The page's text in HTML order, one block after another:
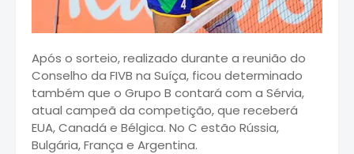
Após o sorteio, realizado durante a reunião do
Conselho da FIVB na Suíça, ficou determinado
também que o Grupo B contará com a Sérvia,
atual campeã da competição, que receberá
EUA, Canadá e Bélgica. No C estão Rússia,
Bulgária, França e Argentina.